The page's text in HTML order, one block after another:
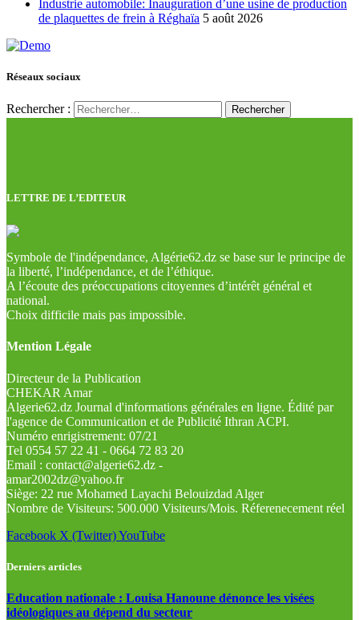
Industrie automobile: Inauguration d’une usine de production
de plaquettes de frein à Réghaïa 5 août 2026
Réseaux sociaux
Rechercher :
LETTRE DE L’EDITEUR
Symbole de l'indépendance, Algérie62.dz se base sur le principe de
la liberté, l’indépendance, et de l’éthique.
A l’écoute des préoccupations citoyennes d’intérêt général et
national.
Choix difficile mais pas impossible.
Mention Légale
Directeur de la Publication
CHEKAR Amar
Algerie62.dz Journal d'informations générales en ligne. Édité par
l'agence de Communication et de Publicité Ithran ACPI.
Numéro enrigistrement: 07/21
Tel 0554 57 22 41 - 0664 72 83 20
Email : contact@algerie62.dz -
amar2002dz@yahoo.fr
Siège: 22 rue Mohamed Layachi Belouizdad Alger
Nombre de Visiteurs: 500.000 Visiteurs/Mois. Réferenecement réel
Facebook X (Twitter)YouTube
Derniers articles
Education nationale : Louisa Hanoune dénonce les visées
idéologiques au dépend du secteur